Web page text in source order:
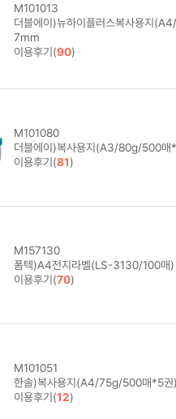
M101013
더블에이)뉴하이플러스복사용지
7mm
이용후기(90)
M101080
더블에이)복사용지(A3/80g/500
이용후기(81)
M157130
폼텍)A4전지라벨(LS-3130/100매)
이용후기(70)
M101051
한솔)복사용지(A4/75g/500매*5
이용후기(12)